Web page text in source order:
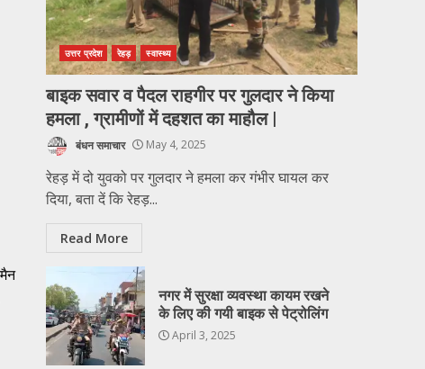
उत्तर प्रदेश रेहड़ स्वास्थ्य
बाइक सवार व पैदल राहगीर पर गुलदार ने किया
हमला , ग्रामीणों में दहशत का माहौल |
बंधन समाचार May 4, 2025
रेहड़ में दो युवको पर गुलदार ने हमला कर गंभीर घायल कर
दिया, बता दें कि रेहड़...
Read More
नगर में सुरक्षा व्यवस्था कायम रखने
के लिए की गयी बाइक से पेट्रोलिंग
April 3, 2025